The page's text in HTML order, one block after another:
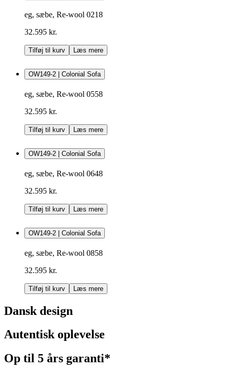
eg, sæbe, Re-wool 0218
32.595 kr.
Tilføj til kurv Læs mere
OW149-2 | Colonial Sofa
eg, sæbe, Re-wool 0558
32.595 kr.
Tilføj til kurv Læs mere
OW149-2 | Colonial Sofa
eg, sæbe, Re-wool 0648
32.595 kr.
Tilføj til kurv Læs mere
OW149-2 | Colonial Sofa
eg, sæbe, Re-wool 0858
32.595 kr.
Tilføj til kurv Læs mere
Dansk design
Autentisk oplevelse
Op til 5 års garanti*